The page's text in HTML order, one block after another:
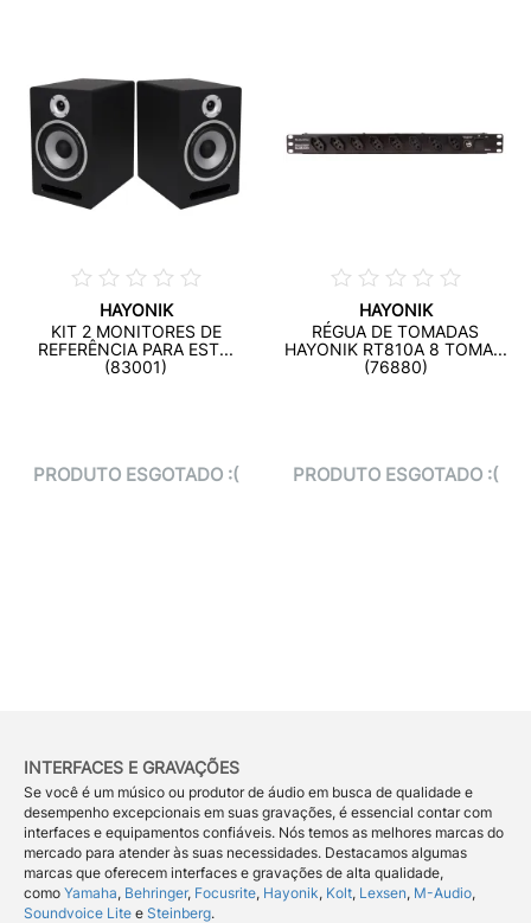
HAYONIK
KIT 2 MONITORES DE
REFERÊNCIA PARA EST...
(83001)
PRODUTO ESGOTADO :(
HAYONIK
RÉGUA DE TOMADAS
HAYONIK RT810A 8 TOMA...
(76880)
PRODUTO ESGOTADO :(
INTERFACES E GRAVAÇÕES
Se você é um músico ou produtor de áudio em busca de qualidade e
desempenho excepcionais em suas gravações, é essencial contar com
interfaces e equipamentos confiáveis. Nós temos as melhores marcas do
mercado para atender às suas necessidades. Destacamos algumas
marcas que oferecem interfaces e gravações de alta qualidade,
como Yamaha, Behringer, Focusrite, Hayonik, Kolt, Lexsen, M-Audio,
Soundvoice Lite e Steinberg.